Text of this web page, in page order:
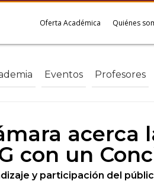
Oferta Académica Quiénes
Eventos Profesores
acerca
con un
y participación del